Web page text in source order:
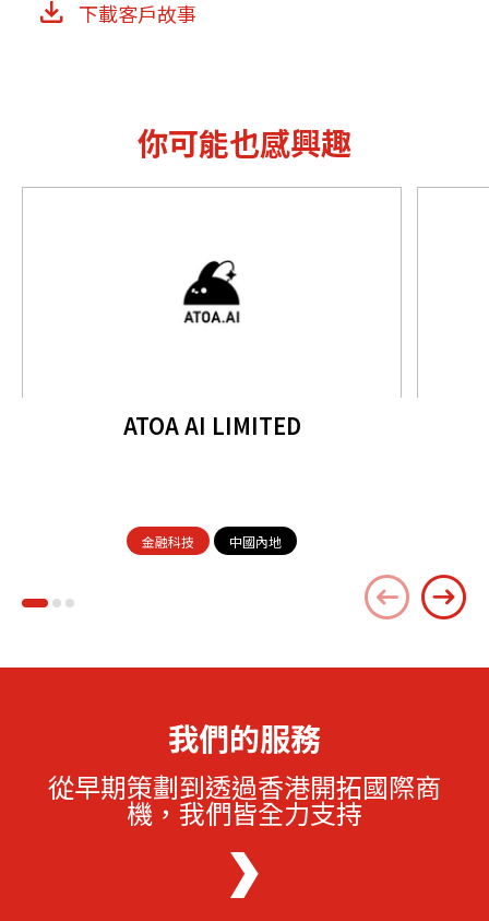
下載客戶故事
你可能也感興趣
ATOA AI LIMITED
金融科技 中國內地
我們的服務
從早期策劃到透過香港開拓國際商
機，我們皆全力支持